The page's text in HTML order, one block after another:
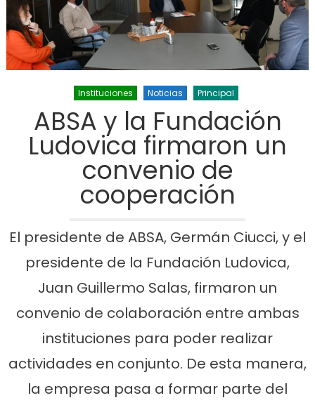
Instituciones Noticias Principal
ABSA y la Fundación
Ludovica firmaron un
convenio de
cooperación
El presidente de ABSA, Germán Ciucci, y el
presidente de la Fundación Ludovica,
Juan Guillermo Salas, firmaron un
convenio de colaboración entre ambas
instituciones para poder realizar
actividades en conjunto. De esta manera,
la empresa pasa a formar parte del